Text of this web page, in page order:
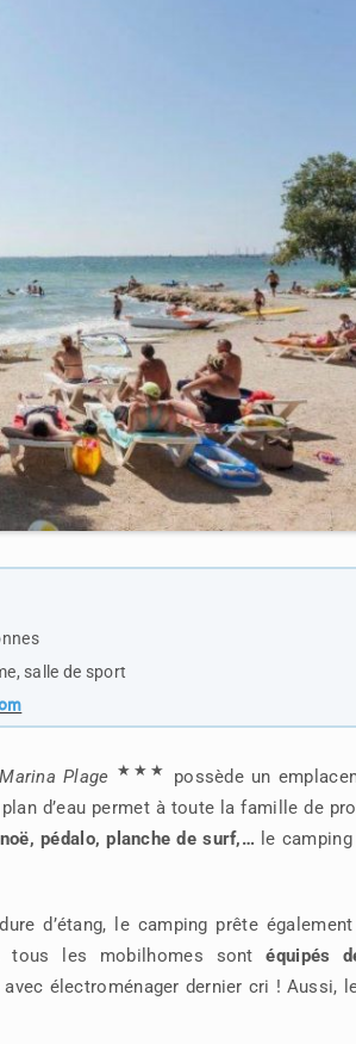
salle de sport
Plage ★★★
possède un
d’eau permet à toute la famille de
pédalo, planche de surf,… le
d’étang, le camping prête
tous les mobilhomes sontéquipés
électroménager dernier cri ! Aussi,